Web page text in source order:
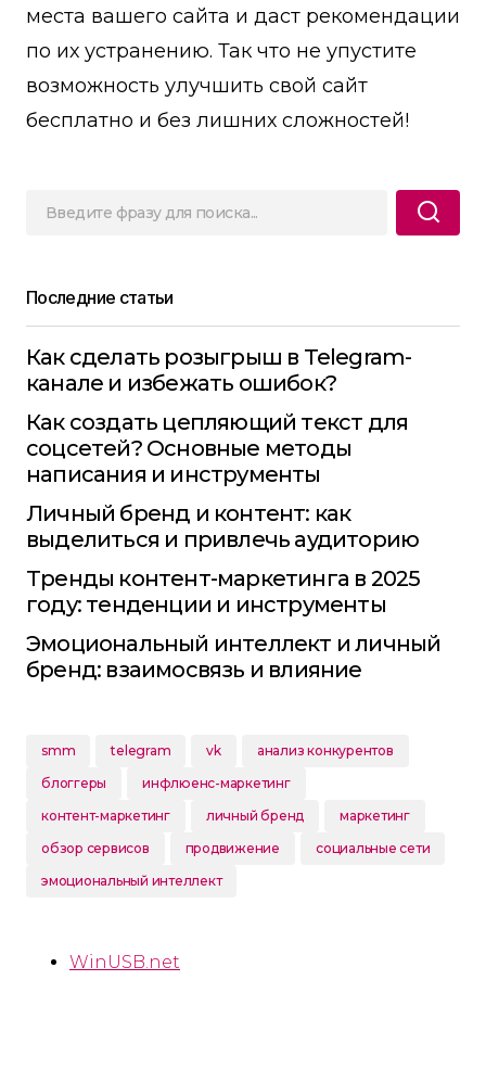
места вашего сайта и даст рекомендации
по их устранению. Так что не упустите
возможность улучшить свой сайт
бесплатно и без лишних сложностей!
Последние статьи
Как сделать розыгрыш в Telegram-
канале и избежать ошибок?
Как создать цепляющий текст для
соцсетей? Основные методы
написания и инструменты
Личный бренд и контент: как
выделиться и привлечь аудиторию
Тренды контент-маркетинга в 2025
году: тенденции и инструменты
Эмоциональный интеллект и личный
бренд: взаимосвязь и влияние
smm telegram vk
анализ конкурентов
блоггеры
инфлюенс-маркетинг
контент-маркетинг
личный бренд
маркетинг
обзор сервисов
продвижение
социальные сети
эмоциональный интеллект
WinUSB.net